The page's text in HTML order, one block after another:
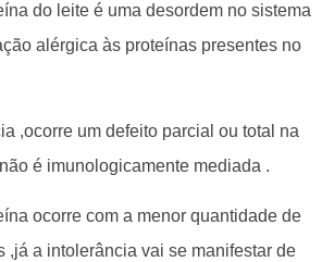
do leite é uma desordem no sistema
alérgica às proteínas presentes no
,ocorre um defeito parcial ou total na
é imunologicamente mediada .
ocorre com a menor quantidade de
,já a intolerância vai se manifestar de